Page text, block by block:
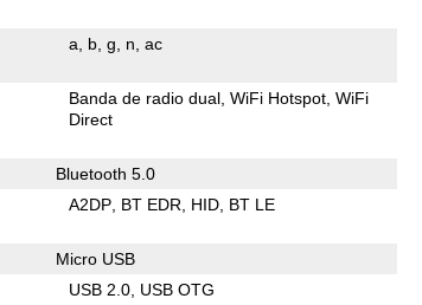
a b g n ac
Banda de radio dual WiFi Hotspot WiFi
Direct
Bluetooth 5.0
A2DP BT EDR HID BT LE
Micro USB
USB 2.0 USB OTG